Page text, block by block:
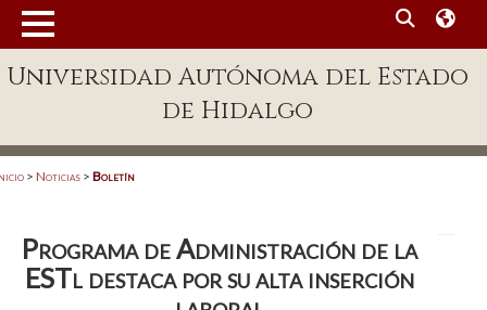
Enlaces
Patronato
Universidad Autónoma del Estado
de Hidalgo
> Noticias > Boletín
Programa de Administración de la
ESTl destaca por su alta inserción